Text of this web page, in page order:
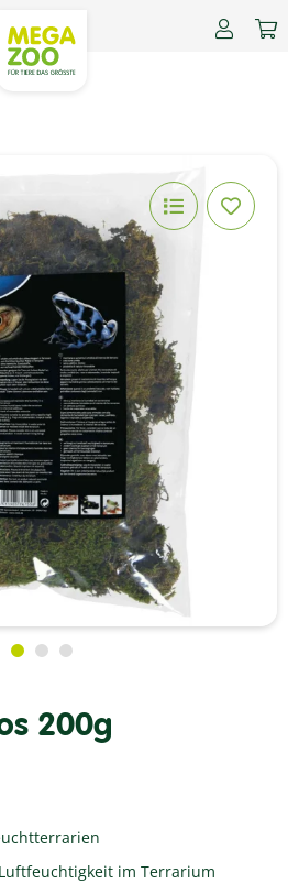
200g
im Terrarium